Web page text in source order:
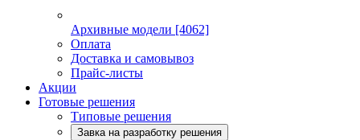
Архивные модели [4062]
Оплата
Доставка и самовывоз
Прайс-листы
Акции
Готовые решения
Типовые решения
Завка на разработку решения